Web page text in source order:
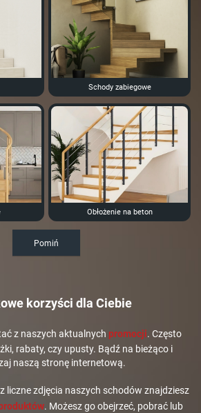
Schody zabiegowe
Obłożenie na beton
Pomiń
korzyści dla Ciebie
z naszych aktualnych promocji. Często
rabaty, czy upusty. Bądź na bieżąco i
naszą stronę internetową.
liczne zdjęcia naszych schodów znajdziesz
. Możesz go obejrzeć, pobrać lub